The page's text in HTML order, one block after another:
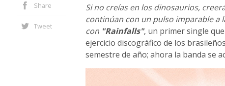
Share
Tweet
Si no creías en los dinosaurios,
continúan con un pulso imparable a
con "Rainfalls", un primer single
ejercicio discográfico de los
semestre de año; ahora la banda se